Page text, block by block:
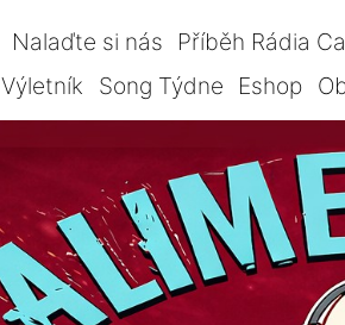
Nalaďte si nás Příběh Rádia
Výletník Song Týdne Eshop